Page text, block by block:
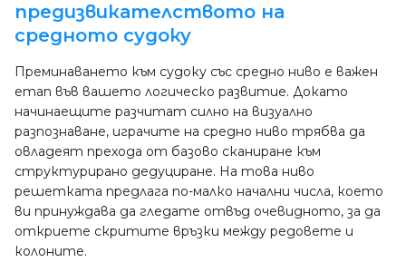
предизвикателството на
средното судоку
Преминаването към судоку със средно ниво е важен
етап във вашето логическо развитие. Докато
начинаещите разчитат силно на визуално
разпознаване, играчите на средно ниво трябва да
овладеят прехода от базово сканиране към
структурирано дедуциране. На това ниво
решетката предлага по-малко начални числа, което
ви принуждава да гледате отвъд очевидното, за да
откриете скритите връзки между редовете и
колоните.